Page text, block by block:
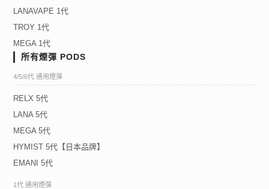
LANAVAPE 1代
TROY 1代
MEGA 1代
所有煙彈 PODS
4/5/6代 通用煙彈
RELX 5代
LANA 5代
MEGA 5代
HYMIST 5代【日本品牌】
EMANI 5代
1代 通用煙彈